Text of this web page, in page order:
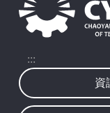
:::
資